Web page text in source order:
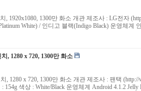
, 1920x1080, 1300만 화소 개관 제조사 : LG전자
White) / 인디고 블랙(Indigo Black) 운영체계
, 1280 x 720, 1300만 화소
1280 x 720, 1300만 화소 개관 제조사 : 팬택
색상 : White/Black 운영체계 Android 4.1.2